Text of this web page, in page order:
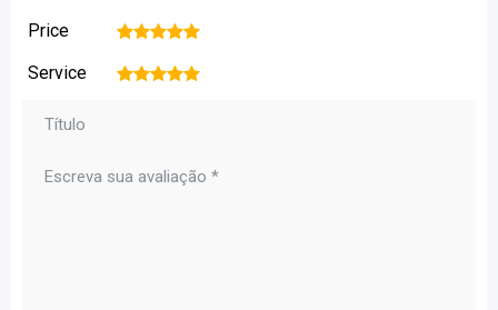
Price 5
4
3
2
Service 5
4
3
2